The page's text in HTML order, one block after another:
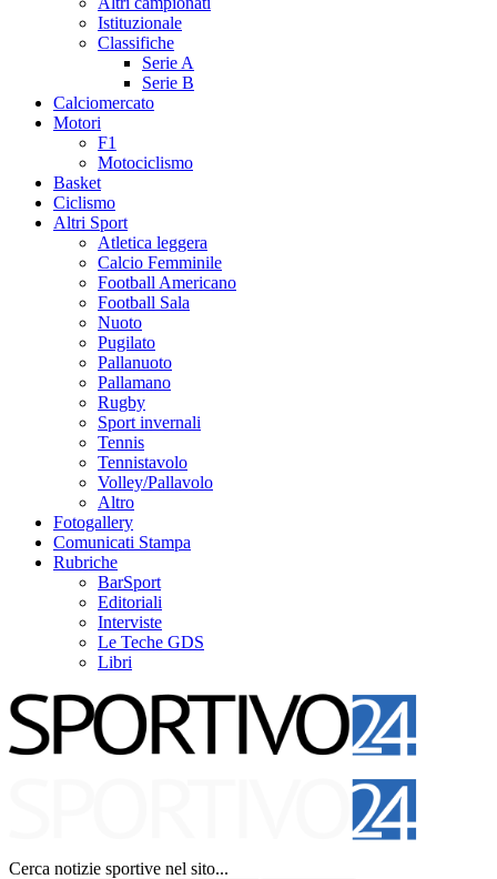
Istituzionale
Classifiche
Serie A
Serie B
Calciomercato
Motori
F1
Motociclismo
Basket
Ciclismo
Altri Sport
Atletica leggera
Calcio Femminile
Football Americano
Football Sala
Nuoto
Pugilato
Pallanuoto
Pallamano
Rugby
Sport invernali
Tennis
Tennistavolo
Volley/Pallavolo
Altro
Fotogallery
Comunicati Stampa
Rubriche
BarSport
Editoriali
Interviste
Le Teche GDS
Libri
Cerca notizie sportive nel sito...